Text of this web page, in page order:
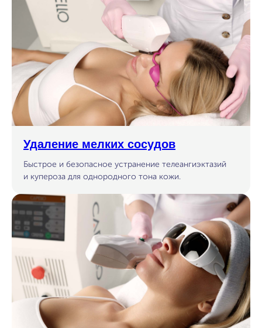
Удаление мелких сосудов
Быстрое и безопасное устранение телеангиэктазий
и купероза для однородного тона кожи.